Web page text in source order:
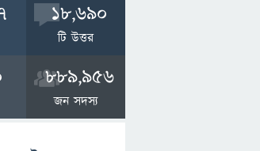
18,690
টি উত্তর
889,956
জন সদস্য